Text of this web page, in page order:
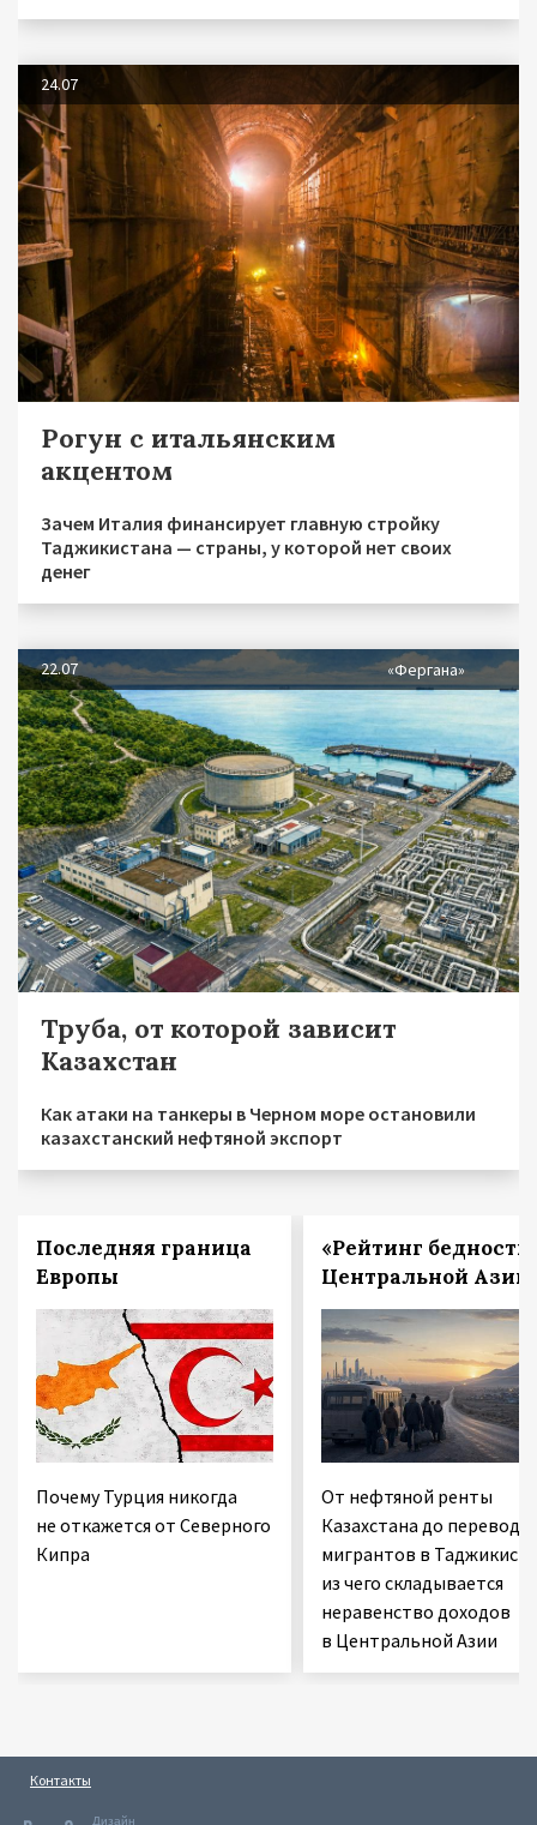
24.07
Рогун с итальянским
акцентом
Зачем Италия финансирует главную стройку
Таджикистана — страны, у которой нет своих
денег
22.07 «Фергана»
Труба, от которой зависит
Казахстан
Как атаки на танкеры в Черном море остановили
казахстанский нефтяной экспорт
Последняя граница
Европы
Почему Турция никогда
не откажется от Северного
Кипра
«Рейтинг
Центральной Азии
От нефтяной ренты
Казахстана до
мигрантов в
из чего складывается
неравенство доходов
в Центральной Азии
Контакты
Дизайн